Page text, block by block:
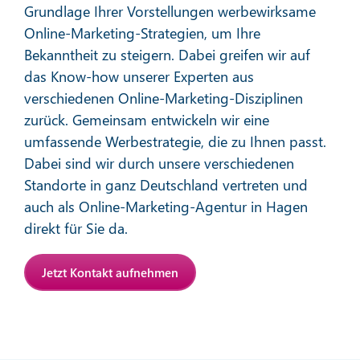
Affiliate-Marketing
Mehr erfahren
Grundlage Ihrer Vorstellungen werbewirksame
Online-Marketing-Strategien, um Ihre
Bekanntheit zu steigern. Dabei greifen wir auf
das Know-how unserer Experten aus
verschiedenen Online-Marketing-Disziplinen
zurück. Gemeinsam entwickeln wir eine
umfassende Werbestrategie, die zu Ihnen passt.
Dabei sind wir durch unsere verschiedenen
Standorte in ganz Deutschland vertreten und
auch als Online-Marketing-Agentur in Hagen
direkt für Sie da.
Jetzt Kontakt aufnehmen